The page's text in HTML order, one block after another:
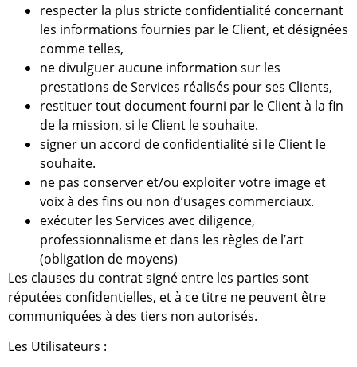
respecter la plus stricte confidentialité concernant
les informations fournies par le Client, et désignées
comme telles,
ne divulguer aucune information sur les
prestations de Services réalisés pour ses Clients,
restituer tout document fourni par le Client à la fin
de la mission, si le Client le souhaite.
signer un accord de confidentialité si le Client le
souhaite.
ne pas conserver et/ou exploiter votre image et
voix à des fins ou non d’usages commerciaux.
exécuter les Services avec diligence,
professionnalisme et dans les règles de l’art
(obligation de moyens)
Les clauses du contrat signé entre les parties sont
réputées confidentielles, et à ce titre ne peuvent être
communiquées à des tiers non autorisés.
Les Utilisateurs :